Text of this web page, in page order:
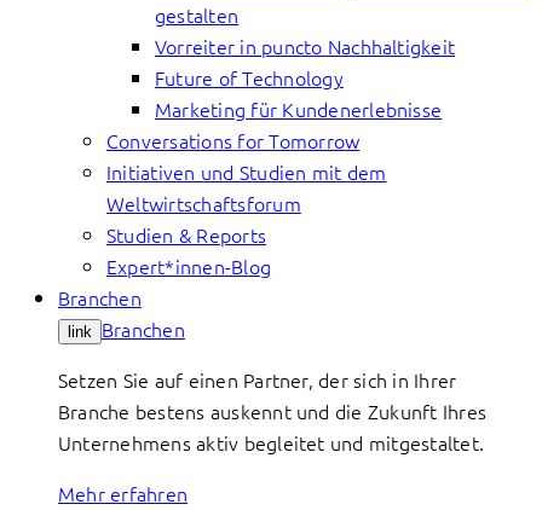
gestalten
Vorreiter in puncto Nachhaltigkeit
Future of Technology
Marketing für Kundenerlebnisse
Conversations for Tomorrow
Initiativen und Studien mit dem
Weltwirtschaftsforum
Studien & Reports
Expert*innen-Blog
Branchen
link Branchen
Setzen Sie auf einen Partner, der sich in Ihrer
Branche bestens auskennt und die Zukunft Ihres
Unternehmens aktiv begleitet und mitgestaltet.
Mehr erfahren